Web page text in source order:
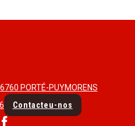
PORTÉ-PUYMORENS
Contacteu-nos